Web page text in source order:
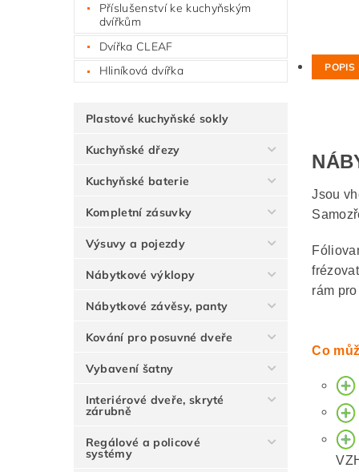
Příslušenství ke kuchyňským
dvířkům
Dvířka CLEAF
Hliníková dvířka
Plastové kuchyňské sokly
Kuchyňské dřezy
Kuchyňské baterie
Kompletní zásuvky
Výsuvy a pojezdy
Nábytkové výklopy
Nábytkové závěsy, panty
Kování pro posuvné dveře
Vybavení šatny
Interiérové dveře, skryté
zárubně
Regálové a policové
systémy
POPIS
Jsou
rám
Co